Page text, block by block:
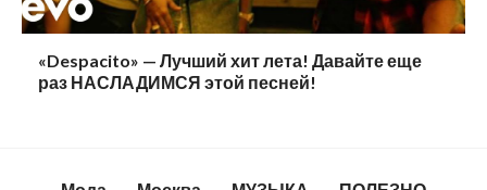
«Despacito» — Лучший хит лета! Давайте еще
раз НАСЛАДИМСЯ этой песней!